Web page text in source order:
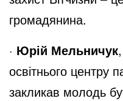
громадянина.
· Юрій Мельничук
освітнього центру
закликав молодь